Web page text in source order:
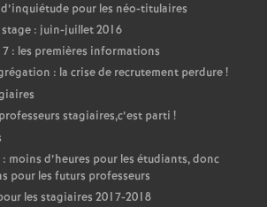
d’inquiétude pour les néo-titulaires
stage : juin-juillet 2016
: les premières informations
: la crise de recrutement perdure!
stagiaires,c’est parti !
moins d’heures pour les étudiants, donc
pour les futurs professeurs
les stagiaires 2017-2018